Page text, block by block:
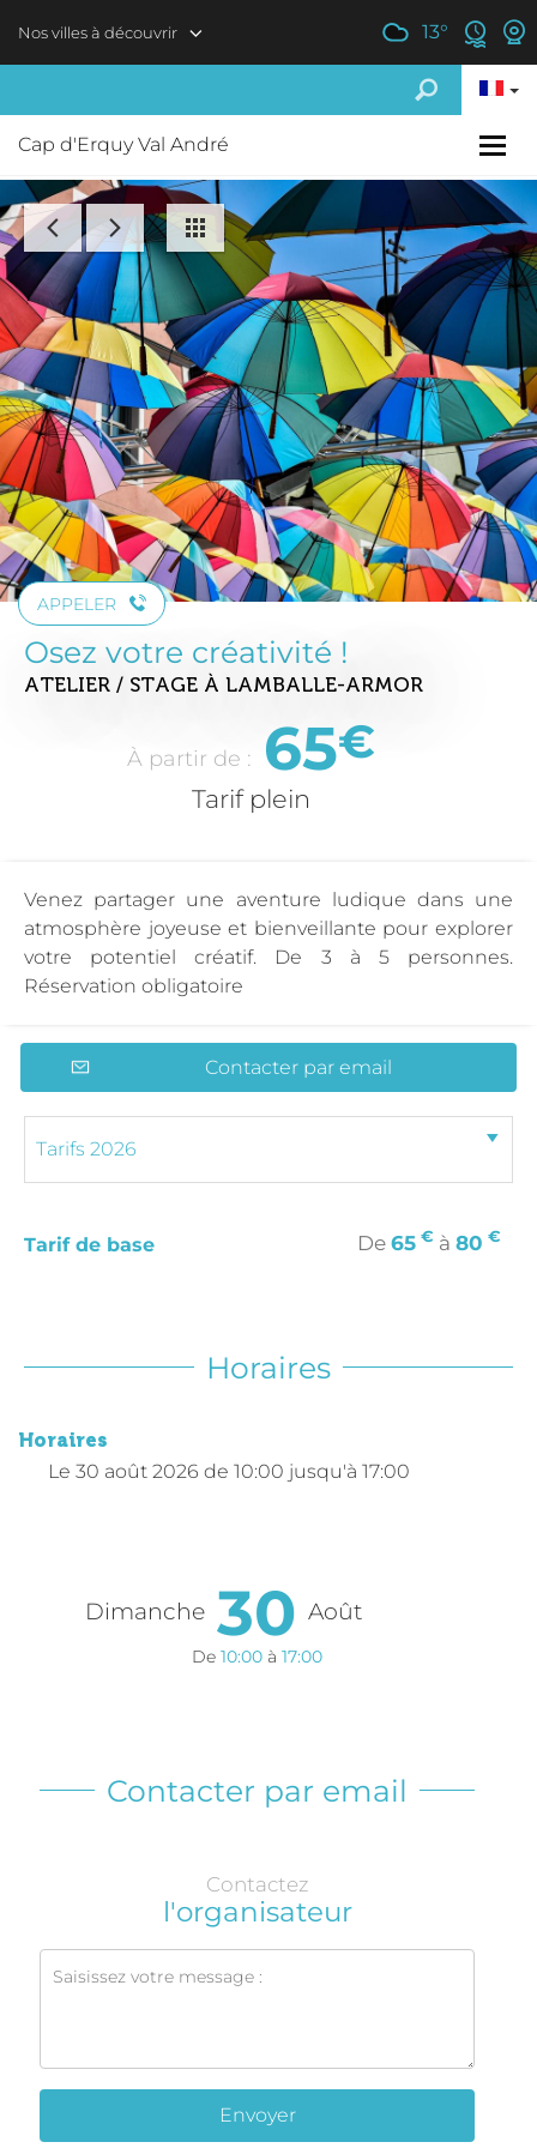
Nos villes à découvrir 13°
Cap d'Erquy Val André
APPELER
Osez votre créativité !
ATELIER / STAGE À LAMBALLE-ARMOR
À partir de : 65€
Tarif plein
Venez partager une aventure ludique dans une
atmosphère joyeuse et bienveillante pour explorer
votre potentiel créatif. De 3 à 5 personnes.
Réservation obligatoire
Contacter par email
Tarif de base De 65 € à 80 €
Horaires
Horaires
Le 30 août 2026 de 10:00 jusqu'à 17:00
Dimanche 30 Août
De 10:00 à 17:00
Contacter par email
Contactez
l'organisateur
Envoyer